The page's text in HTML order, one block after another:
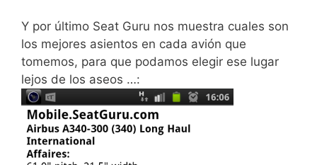
Y por último Seat Guru nos muestra cuales son
los mejores asientos en cada avión que
tomemos, para que podamos elegir ese lugar
lejos de los aseos …: